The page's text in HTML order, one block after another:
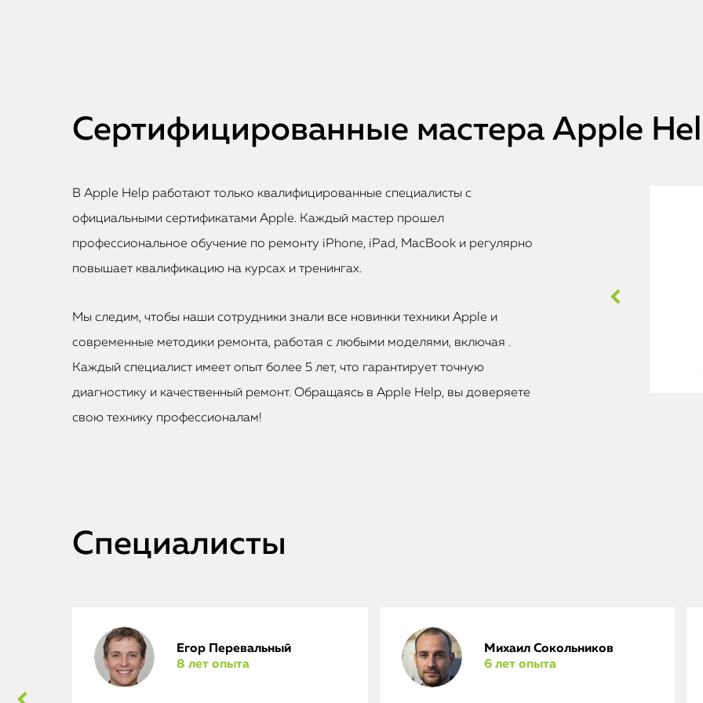
Сертифицированные мастера Apple
В Apple Help работают только квалифицированные специалисты с
официальными сертификатами Apple. Каждый мастер прошел
профессиональное обучение по ремонту iPhone, iPad, MacBook и регулярно
повышает квалификацию на курсах и тренингах.
Мы следим, чтобы наши сотрудники знали все новинки техники Apple и
современные методики ремонта, работая с любыми моделями, включая .
Каждый специалист имеет опыт более 5 лет, что гарантирует точную
диагностику и качественный ремонт. Обращаясь в Apple Help, вы доверяете
свою технику профессионалам!
Специалисты
Егор Перевальный
8 лет опыта
Михаил Сокольников
6 лет опыта